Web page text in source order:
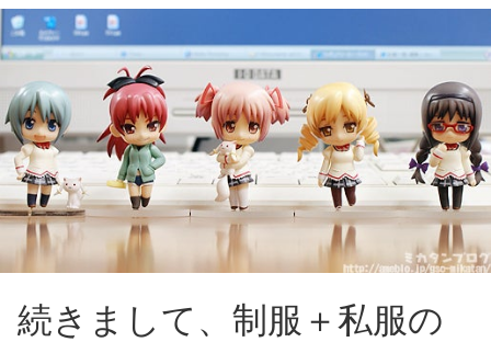
続きまして、制服＋私服の